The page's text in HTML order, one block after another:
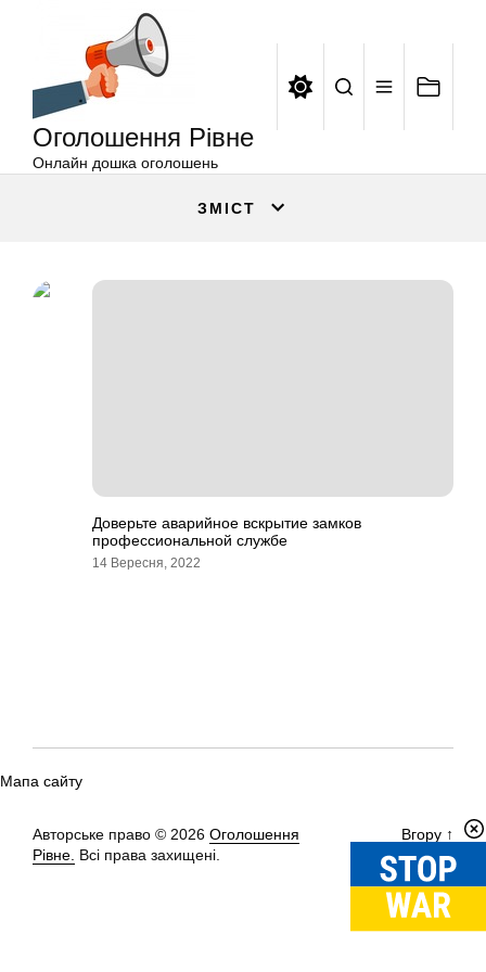
Оголошення Рівне
Онлайн дошка оголошень
ЗМІСТ
Доверьте аварийное вскрытие замков
профессиональной службе
14 Вересня, 2022
Мапа сайту
Авторське право © 2026 Оголошення
Рівне. Всі права захищені.
Вгору ↑